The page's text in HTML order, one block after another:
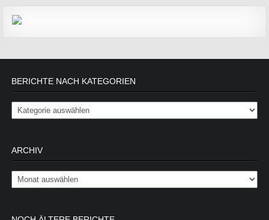
BERICHTE NACH KATEGORIEN
Berichte nach Kategorien
ARCHIV
Archiv